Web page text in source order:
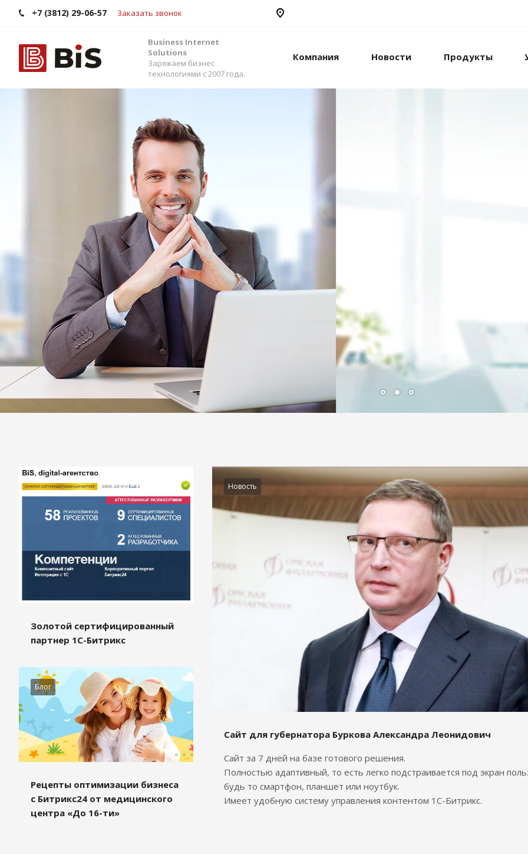
+7 (3812) 29-06-57 Заказать звонок
Business Internet
Solutions
Заряжаем бизнес
технологиями с 2007 года.
Компания Новости Продукты
Внедрение Битрикс24
Стройте работу в команде, управляйте продажами и компанией с
помощью одной из самых популярных CRM-систем.
Помогаем выбрать версию, настроить интеграцию с внешними
сервисами и автоматизировать бизнес-процессы.
Подробности
Золотой сертифицированный
партнер 1С-Битрикс
Блог
Рецепты оптимизации бизнеса
с Битрикс24 от медицинского
центра «До 16-ти»
Новость
Сайт для губернатора Буркова Александра Леонидович
Сайт за 7 дней на базе готового решения.
Полностью адаптивный, то есть легко подстраивается под экран
будь то смартфон, планшет или ноутбук.
Имеет удобную систему управления контентом 1С-Битрикс.